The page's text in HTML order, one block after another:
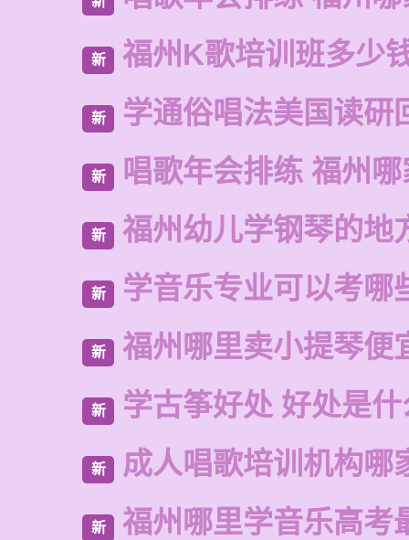
新 福州K歌培训班多少
新 学通俗唱法美国读研
新 唱歌年会排练 福州
新 福州幼儿学钢琴的地
新 学音乐专业可以考哪
新 福州哪里卖小提琴便
新 学古筝好处 好处是什
新 成人唱歌培训机构哪
新 福州哪里学音乐高考